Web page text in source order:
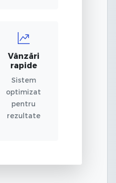
Vânzări
rapide
Sistem
optimizat
pentru
rezultate